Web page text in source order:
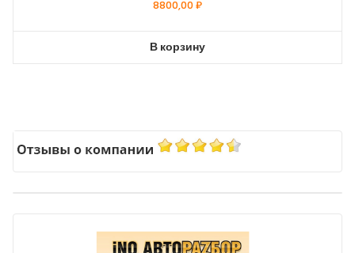
8800,00₽
В корзину